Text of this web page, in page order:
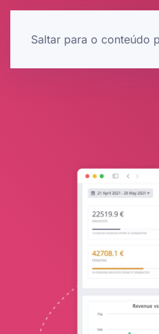
Saltar para o conteúdo